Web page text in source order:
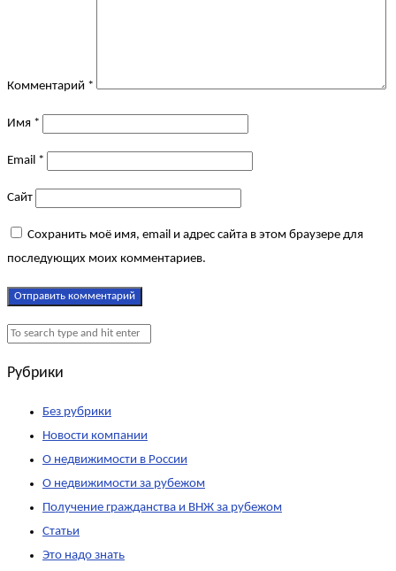
Комментарий *
Имя *
Email *
Сайт
Сохранить моё имя, email и адрес сайта в этом браузере для
последующих моих комментариев.
Рубрики
Без рубрики
Новости компании
О недвижимости в России
О недвижимости за рубежом
Получение гражданства и ВНЖ за рубежом
Статьи
Это надо знать